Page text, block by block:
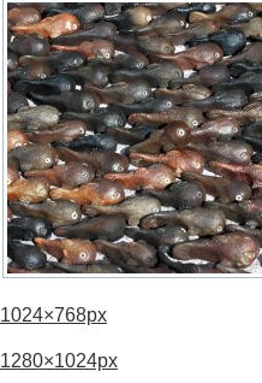
1024×768px
1280×1024px